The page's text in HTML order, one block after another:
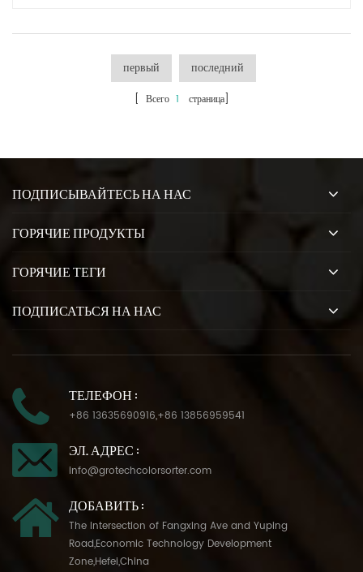
первый последний
[ Всего 1 страница]
ПОДПИСЫВАЙТЕСЬ НА НАС
ГОРЯЧИЕ ПРОДУКТЫ
ГОРЯЧИЕ ТЕГИ
ПОДПИСАТЬСЯ НА НАС
ТЕЛЕФОН :
+86 13635690916,+86 13856959541
ЭЛ. АДРЕС :
info@grotechcolorsorter.com
ДОБАВИТЬ :
The Intersection of Fangxing Ave and Yuping
Road,Economic Technology Development
Zone,Hefei,China